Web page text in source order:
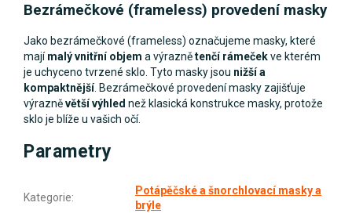
Bezrámečkové (frameless) provedení masky
Jako bezrámečkové (frameless) označujeme masky, které
majímalý vnitřní objem a výraznětenčí rámečekve kterém
je uchyceno tvrzené sklo. Tyto masky jsou nižší a
kompaktnější. Bezrámečkové provedení masky zajišťuje
výrazněvětší výhled než klasická konstrukce masky, protože
sklo je blíže u vašich očí.
Parametry
Kategorie:
Potápěčské a šnorchlovací masky a
brýle